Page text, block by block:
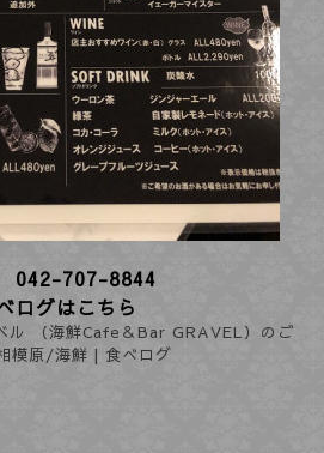
042-707-8844
ログはこちら
ル （海鮮Cafe＆Bar GRAVEL）のご
模原/海鮮 | 食べログ